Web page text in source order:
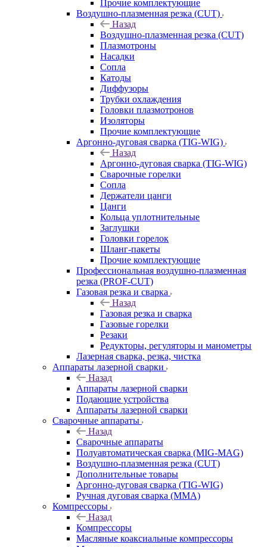
Прочие комплектующие
Воздушно-плазменная резка (CUT)
Назад
Воздушно-плазменная резка (CUT)
Плазмотроны
Насадки
Сопла
Катоды
Диффузоры
Трубки охлаждения
Головки плазмотронов
Изоляторы
Прочие комплектующие
Аргонно-дуговая сварка (TIG-WIG)
Назад
Аргонно-дуговая сварка (TIG-WIG)
Сварочные горелки
Сопла
Держатели цанги
Цанги
Кольца уплотнительные
Заглушки
Головки горелок
Шланг-пакеты
Прочие комплектующие
Профессиональная воздушно-плазменная
резка (PROF-CUT)
Газовая резка и сварка
Назад
Газовая резка и сварка
Газовые горелки
Резаки
Редукторы, регуляторы и манометры
Лазерная сварка, резка, чистка
Аппараты лазерной сварки
Назад
Аппараты лазерной сварки
Подающие устройства
Аппараты лазерной сварки
Сварочные аппараты
Назад
Сварочные аппараты
Полуавтоматическая сварка (MIG-MAG)
Воздушно-плазменная резка (CUT)
Дополнительные товары
Аргонно-дуговая сварка (TIG-WIG)
Ручная дуговая сварка (MMA)
Компрессоры
Назад
Компрессоры
Масляные коаксиальные компрессоры